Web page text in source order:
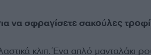
να σφραγίσετε σακούλες
κλιπ. Ένα απλό μανταλάκι